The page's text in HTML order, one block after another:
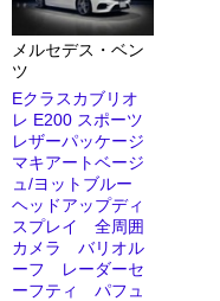
メルセデス・ベン
ツ
Eクラスカブリオ
レ E200 スポーツ
レザーパッケージ
マキアートベージ
ュ/ヨットブルー
ヘッドアップディ
スプレイ 全周囲
カメラ バリオル
ーフ レーダーセ
ーフティ パフュ